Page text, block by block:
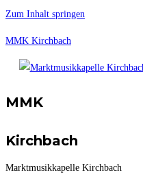
Zum Inhalt springen
MMK Kirchbach
MMK
Kirchbach
Marktmusikkapelle Kirchbach